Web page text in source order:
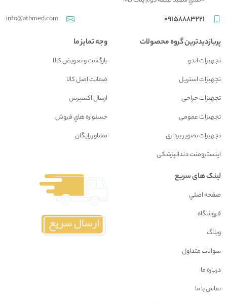
09158883221
info@atbmed.com
پربازدیدترین گروه محصولات
تجهیزات اندو
تجهیزات استریل
تجهیزات جراحی
تجهیزات عمومی
تجهیزات تصویر برداری
اینسترومنت دندانپزشکی
وجه تمایز ما
بازگشت و تعويض کالا
ضمانت اصل کالا
ارسال اکسپرس
جسنواره هاي فروش
مشاور رايگان
لینک های سریع
صفحه اصلي
فروشگاه
وبلاگ
سوالات متداول
درباره ما
تماس با ما